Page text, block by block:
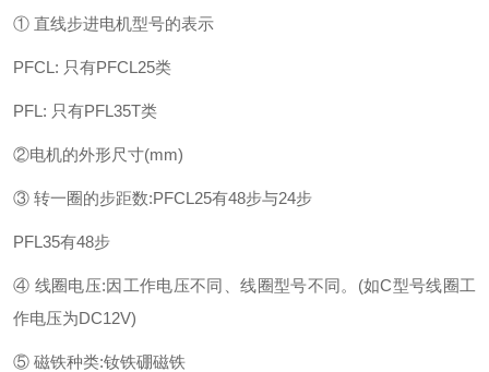
① 直线步进电机型号的表示
PFCL: 只有PFCL25类
PFL: 只有PFL35T类
②电机的外形尺寸(mm)
③ 转一圈的步距数:PFCL25有48步与24步
PFL35有48步
④ 线圈电压:因工作电压不同、线圈型号不同。(如C型号线圈工
作电压为DC12V)
⑤ 磁铁种类:钕铁硼磁铁